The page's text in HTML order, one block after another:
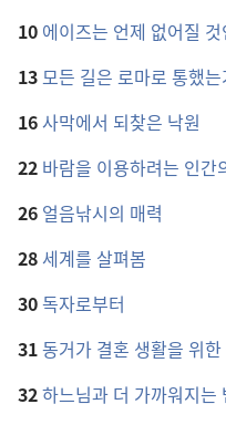
10 에이즈는 언제 없어질 것
13모든 길은 로마로 통했는
16사막에서 되찾은 낙원
22 바람을 이용하려는 인간
26 얼음낚시의 매력
28세계를 살펴봄
30독자로부터
31동거가 결혼 생활을 위
32하느님과 더 가까워지는